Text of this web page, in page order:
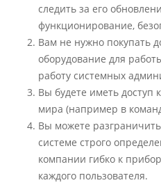
следить за его
функционирование,
Вам не нужно покупать
оборудование для
работу системных
Вы будете иметь доступ
мира (например в
Вы можете
системе строго
компании гибко к
каждого пользователя.